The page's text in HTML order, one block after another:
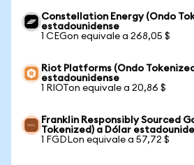
Constellation Energy (Ondo
estadounidense
1 CEGon equivale a 268,05 $
Riot Platforms (Ondo
estadounidense
1 RIOTon equivale a 20,86 $
Franklin Responsibly Sourced
Tokenized) a Dólar
1 FGDLon equivale a 57,72 $